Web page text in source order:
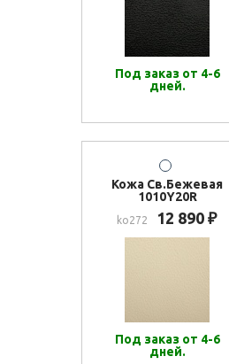
Под заказ от 4-6
дней.
Кожа Св.Бежевая
1010Y20R
ko272 12 890₽
Под заказ от 4-6
дней.